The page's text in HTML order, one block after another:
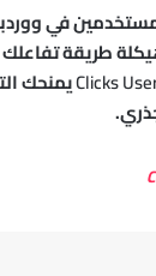
في
طريقة
Clicksيمنحك